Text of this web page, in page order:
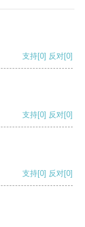
支持[0] 反对[0]
支持[0] 反对[0]
支持[0] 反对[0]